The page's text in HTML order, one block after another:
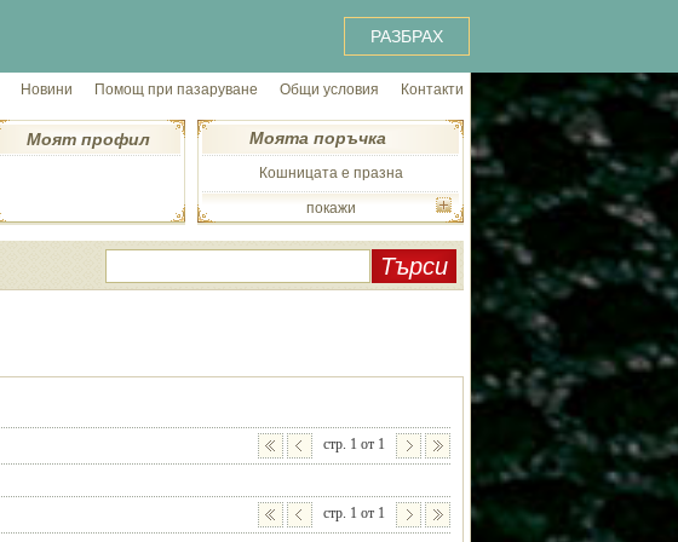
РАЗБРАХ
Новини Помощ при пазаруване Общи условия Контакти
Моят профил
Кошницата е празна
Моята поръчка
покажи
стр. 1 от 1
стр. 1 от 1